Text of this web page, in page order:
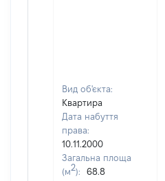
Вид об'єкта:
Квартира
Дата набуття
права:
10.11.2000
Загальна площа
(м2):
68.8